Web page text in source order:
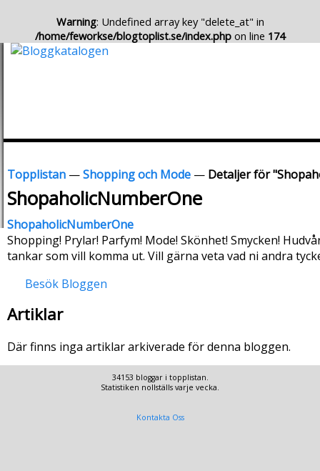
Warning: Undefined array key "delete_at" in
/home/feworkse/blogtoplist.se/index.php on line 174
Topplistan —Shopping och Mode — Detaljer för
ShopaholicNumberOne
ShopaholicNumberOne
Shopping! Prylar! Parfym! Mode! Skönhet! Smycken!
tankar som vill komma ut. Vill gärna veta vad ni andra
Besök Bloggen
Artiklar
Där finns inga artiklar arkiverade för denna bloggen.
34153 bloggar i topplistan.
Statistiken nollställs varje vecka.
Kontakta Oss